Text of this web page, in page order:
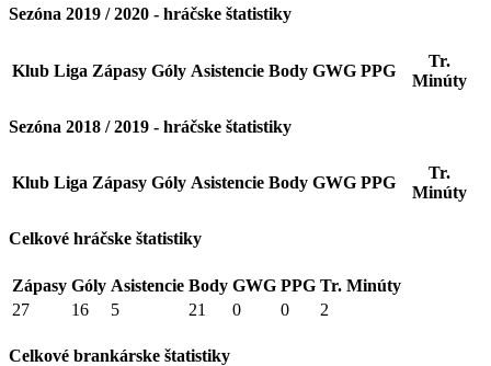
Sezóna 2019 / 2020 - hráčske štatistiky
Klub Liga Zápasy Góly Asistencie Body GWG PPG
Tr.
Minúty
Sezóna 2018 / 2019 - hráčske štatistiky
Klub Liga Zápasy Góly Asistencie Body GWG PPG
Tr.
Minúty
Celkové hráčske štatistiky
Zápasy Góly Asistencie Body GWG PPG Tr. Minúty
27
16 5 21 0 0 2
Celkové brankárske štatistiky